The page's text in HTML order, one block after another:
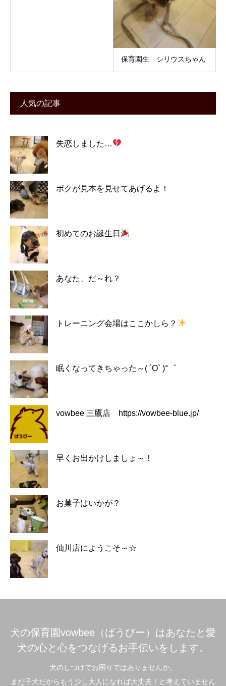
保育園生 シリウスちゃん
人気の記事
失恋しました…
ボクが見本を見せてあげるよ！
初めてのお誕生日
あなた、だ～れ？
トレーニング会場はここかしら？
眠くなってきちゃった～( ´O` )°゜
vowbee 三鷹店 https://vowbee-blue.jp/
早くお出かけしましょ～！
お菓子はいかが？
仙川店にようこそ～☆
犬の保育園vowbee（ばうびー）はあなたと愛
犬の心と心をつなげるお手伝いをします。
犬のしつけでお困りではありませんか。
まだ子犬だからもう少し大人になれば大丈夫！と考えていません